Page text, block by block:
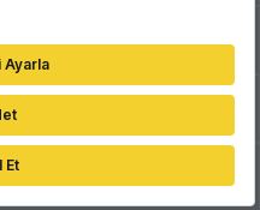
Reklam